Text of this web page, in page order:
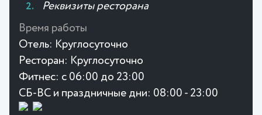
Реквизиты ресторана
Время работы
Отель: Круглосуточно
Ресторан: Круглосуточно
Фитнес: с 06:00 до 23:00
СБ-ВС и праздничные дни: 08:00 - 23:00